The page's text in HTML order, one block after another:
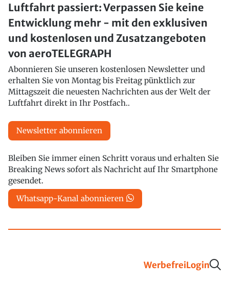
Luftfahrt passiert: Verpassen Sie keine
Entwicklung mehr - mit den exklusiven
und kostenlosen und Zusatzangeboten
von aeroTELEGRAPH
Abonnieren Sie unseren kostenlosen Newsletter und
erhalten Sie von Montag bis Freitag pünktlich zur
Mittagszeit die neuesten Nachrichten aus der Welt der
Luftfahrt direkt in Ihr Postfach..
Newsletter abonnieren
Bleiben Sie immer einen Schritt voraus und erhalten Sie
Breaking News sofort als Nachricht auf Ihr Smartphone
gesendet.
Whatsapp-Kanal abonnieren
WerbefreiLogin